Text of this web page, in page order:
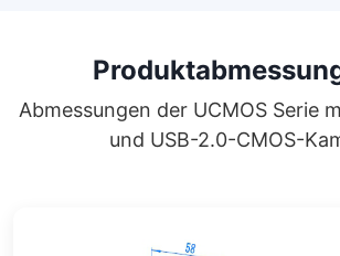
Abmessungen der UCMOS Serie
und USB-2.0-CMOS-